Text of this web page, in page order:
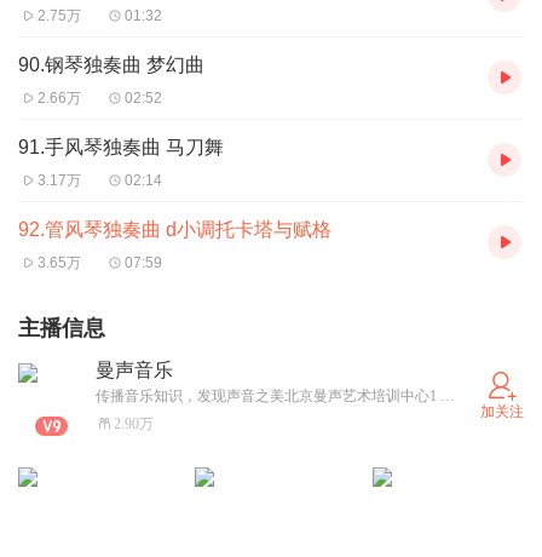
2.75万 01:32
90.钢琴独奏曲 梦幻曲
2.66万 02:52
91.手风琴独奏曲 马刀舞
3.17万 02:14
92.管风琴独奏曲 d小调托卡塔与赋格
3.65万 07:59
主播信息
曼声音乐
传播音乐知识，发现声音之美北京曼声艺术培训中心1 5 7 1 1 1 6 9 2 9 8
2.90万
加关注